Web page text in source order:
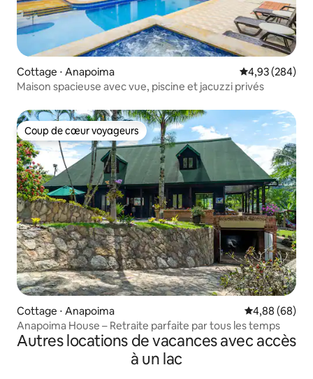
Cottage ⋅ Anapoima Évaluation
4,93 (284)
Maison spacieuse avec vue, piscine et jacuzzi privés
Coup de cœur voyageurs
Coup de cœur voyageurs
Cottage ⋅ Anapoima Évaluation
4,88 (68)
Anapoima House – Retraite parfaite par tous les temps
Autres locations de vacances avec accès
à un lac